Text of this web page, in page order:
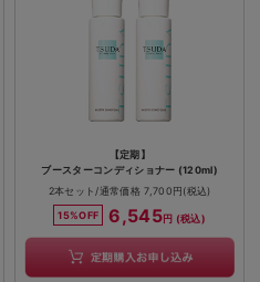
【定期】
ブースターコンディショナー (120ml)
2本セット/通常価格 7,700円(税込)
15%OFF
6,545円 (税込)